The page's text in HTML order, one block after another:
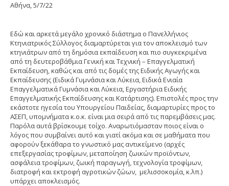
Αθήνα, 5/7/22
Εδώ και αρκετά μεγάλο χρονικό διάστημα ο Πανελλήνιος
Κτηνιατρικός Σύλλογος διαμαρτύρεται για τον αποκλεισμό των
κτηνιάτρων από τη δημόσια εκπαίδευση και πιο συγκεκριμένα
από τη δευτεροβάθμια Γενική και Τεχνική – Επαγγελματική
Εκπαίδευση, καθώς και από τις δομές της Ειδικής Αγωγής και
Εκπαίδευσης (Ειδικά Γυμνάσια και Λύκεια, Ειδικά Ενιαία
Επαγγελματικά Γυμνάσια και Λύκεια, Εργαστήρια Ειδικής
Επαγγελματικής Εκπαίδευσης και Κατάρτισης). Επιστολές προς την
εκάστοτε ηγεσία του Υπουργείου Παιδείας, διαμαρτυρίες προς το
ΑΣΕΠ, υπομνήματα κ.ο.κ. είναι μια σειρά από τις παρεμβάσεις μας.
Παρόλα αυτά βρίσκουμε τοίχο. Αναρωτιόμασταν ποιος είναι ο
λόγος που συμβαίνει αυτό και γιατί ακόμα και σε μαθήματα που
αφορούν ξεκάθαρα το γνωστικό μας αντικείμενο (αρχές
επεξεργασίας τροφίμων, μεταποίηση ζωικών προϊόντων,
ασφάλεια τροφίμων, ζωική παραγωγή, τεχνολογία τροφίμων,
διατροφή και εκτροφή αγροτικών ζώων, μελισσοκομία, κ.λπ.)
υπάρχει αποκλεισμός.